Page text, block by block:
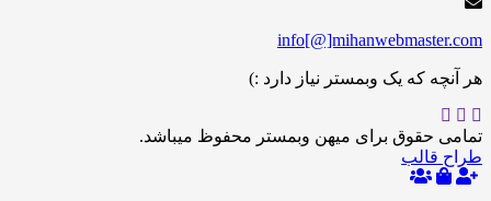
که یک وبمستر نیاز دارد :)
برای میهن وبمستر محفوظ میباشد.